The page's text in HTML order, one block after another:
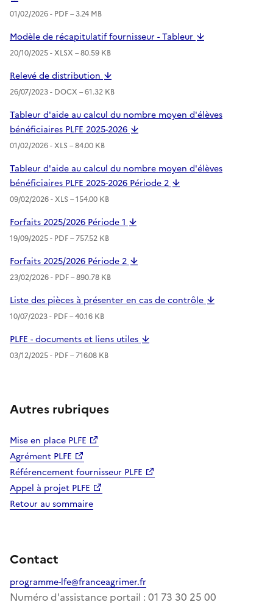
01/02/2026 - PDF– 3.24 MB
Modèle de récapitulatif fournisseur - Tableur
20/10/2025 -XLSX – 80.59 KB
Relevé de distribution
26/07/2023 - DOCX – 61.32 KB
Tableur d'aide au calcul du nombre moyen d'élèves
bénéficiaires PLFE 2025-2026
01/02/2026 -XLS – 84.00 KB
Tableur d'aide au calcul du nombre moyen d'élèves
bénéficiaires PLFE 2025-2026 Période 2
09/02/2026 -XLS – 154.00 KB
Forfaits 2025/2026 Période 1
19/09/2025 - PDF– 757.52 KB
Forfaits 2025/2026 Période 2
23/02/2026 - PDF– 890.78 KB
Liste des pièces à présenter en cas de contrôle
10/07/2023 - PDF– 40.16 KB
PLFE - documents et liens utiles
03/12/2025 - PDF– 716.08 KB
Autres rubriques
Mise en place PLFE
Agrément PLFE
Référencement fournisseur PLFE
Appel à projet PLFE
Retour au sommaire
Contact
programme-lfe@franceagrimer.fr
Numéro d'assistance portail : 01 73 30 25 00